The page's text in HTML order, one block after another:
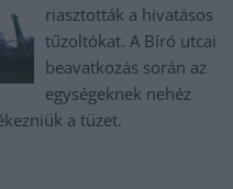
riasztották a hivatásos
tűzoltókat. A Bíró utcai
beavatkozás során az
egységeknek nehéz
a tüzet.